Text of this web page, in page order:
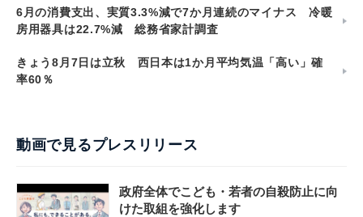
6月の消費支出、実質3.3%減で7か月連続のマイナス 冷暖
房用器具は22.7%減 総務省家計調査
きょう8月7日は立秋 西日本は1か月平均気温「高い」確
率60％
動画で見るプレスリリース
政府全体でこども・若者の自殺防止に向
けた取組を強化します